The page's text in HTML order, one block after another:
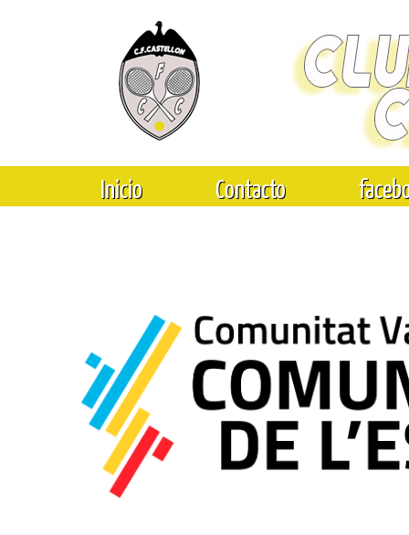
Inicio Contacto